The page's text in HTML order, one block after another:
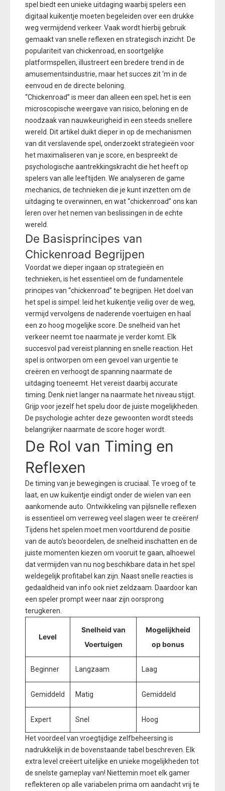
spel biedt een unieke uitdaging waarbij spelers een
digitaal kuikentje moeten begeleiden over een drukke
weg vermijdend verkeer. Vaak wordt hierbij gebruik
gemaakt van snelle reflexen en strategisch inzicht. De
populariteit van chickenroad, en soortgelijke
platformspellen, illustreert een bredere trend in de
amusementsindustrie, maar het succes zit ‘m in de
eenvoud en de directe beloning.
“Chickenroad” is meer dan alleen een spel; het is een
microscopische weergave van risico, beloning en de
noodzaak van nauwkeurigheid in een steeds snellere
wereld. Dit artikel duikt dieper in op de mechanismen
van dit verslavende spel, onderzoekt strategieën voor
het maximaliseren van je score, en bespreekt de
psychologische aantrekkingskracht die het heeft op
spelers van alle leeftijden. We analyseren de game
mechanics, de technieken die je kunt inzetten om de
uitdaging te overwinnen, en wat “chickenroad” ons kan
leren over het nemen van beslissingen in de echte
wereld.
De Basisprincipes van
Chickenroad Begrijpen
Voordat we dieper ingaan op strategieën en
technieken, is het essentieel om de fundamentele
principes van “chickenroad” te begrijpen. Het doel van
het spel is simpel: leid het kuikentje veilig over de weg,
vermijd vervolgens de naderende voertuigen en haal
een zo hoog mogelijke score. De snelheid van het
verkeer neemt toe naarmate je verder komt. Elk
succesvol pad vereist planning en snelle reaction. Het
spel is ontworpen om een gevoel van urgentie te
creëren en verhoogt de spanning naarmate de
uitdaging toeneemt. Het vereist daarbij accurate
timing. Denk niet langer na naarmate het niveau stijgt.
Grijp voor jezelf het spelu door de juiste mogelijkheden.
De psychologie achter deze gewoonten wordt steeds
belangrijker naarmate de score hoger wordt.
De Rol van Timing en
Reflexen
De timing van je bewegingen is cruciaal. Te vroeg of te
laat, en uw kuikentje eindigt onder de wielen van een
aankomende auto. Ontwikkeling van pijlsnelle reflexen
is essentieel om verreweg veel slagen weer te creëren!
Tijdens het spelen moet men voortdurend de positie
van de auto’s beoordelen, de snelheid inschatten en de
juiste momenten kiezen om vooruit te gaan, alhoewel
dat vermijden van nu nog beschikbare data in het spel
weldegelijk profitabel kan zijn. Naast snelle reacties is
gedaaldheid van info ook niet zeldzaam. Daardoor kan
een speler prompt weer naar zijn oorsprong
terugkeren.
Level
Snelheid van
Voertuigen
Mogelijkheid
op bonus
Beginner Langzaam Laag
Gemiddeld Matig Gemiddeld
Expert Snel Hoog
Het voordeel van vroegtijdige zelfbeheersing is
nadrukkelijk in de bovenstaande tabel beschreven. Elk
extra level creëert uitelijke en unieke mogelijkheden tot
de snelste gameplay van! Niettemin moet elk gamer
reflekteren op alle variabelen prima om aandacht vrij te